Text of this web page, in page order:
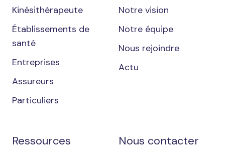
Kinésithérapeute
Établissements de
santé
Entreprises
Assureurs
Particuliers
Notre vision
Notre équipe
Nous rejoindre
Actu
Ressources Nous contacter